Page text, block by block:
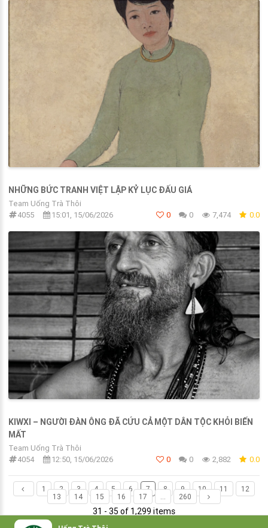
NHỮNG BỨC TRANH VIỆT LẬP KỶ LỤC ĐẤU GIÁ
Team Uống Trà Thôi
4055
15:01, 15/06/2026 0 0 7,474 0.0
KIWXI – NGƯỜI ĐÀN ÔNG ĐÃ CỨU CẢ MỘT DÂN TỘC KHỎI BIẾN
MẤT
Team Uống Trà Thôi
4054
12:50, 15/06/2026 0 0 2,882 0.0
1 2 3 4 5 6 7 8 9 10 11
12
13
14 15 16 17 ... 260
31 - 35 of 1,299 items